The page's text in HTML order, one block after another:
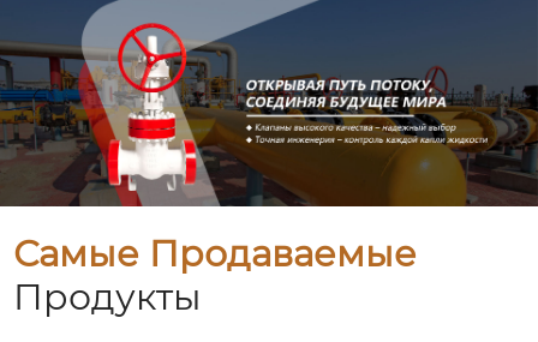
Самые Продаваемые
Продукты